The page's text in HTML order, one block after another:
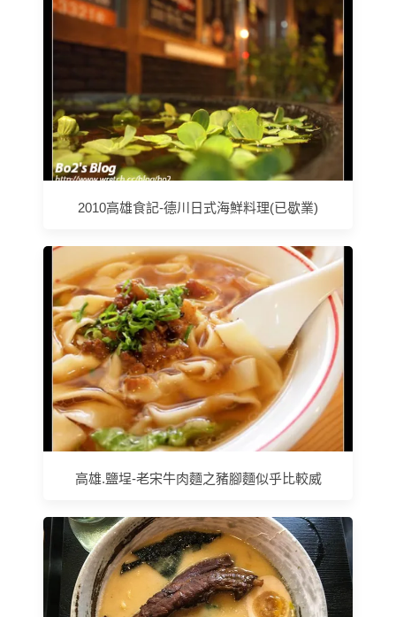
2010高雄食記-德川日式海鮮料理(已歇業)
高雄.鹽埕-老宋牛肉麵之豬腳麵似乎比較威